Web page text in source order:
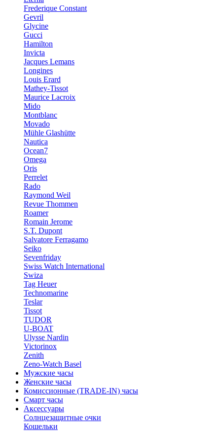
Frederique Constant
Gevril
Glycine
Gucci
Hamilton
Invicta
Jacques Lemans
Longines
Louis Erard
Mathey-Tissot
Maurice Lacroix
Mido
Montblanc
Movado
Mühle Glashütte
Nautica
Ocean7
Omega
Oris
Perrelet
Rado
Raymond Weil
Revue Thommen
Roamer
Romain Jerome
S.T. Dupont
Salvatore Ferragamo
Seiko
Sevenfriday
Swiss Watch International
Swiza
Tag Heuer
Technomarine
Teslar
Tissot
TUDOR
U-BOAT
Ulysse Nardin
Victorinox
Zenith
Zeno-Watch Basel
Мужские часы
Женские часы
Комиссионные (TRADE-IN) часы
Смарт часы
Аксессуары
Солнцезащитные очки
Кошельки